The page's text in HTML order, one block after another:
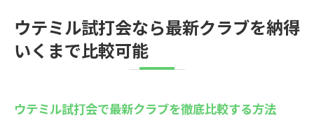
ウテミル試打会なら最新クラブを納得
いくまで比較可能
ウテミル試打会で最新クラブを徹底比較する方法